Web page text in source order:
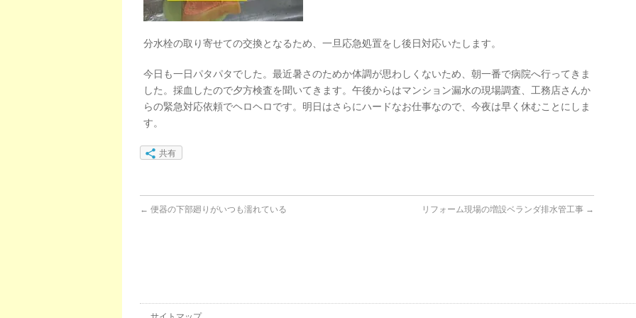
分水栓の取り寄せての交換となるため、一旦応急処置をし後日対応いたします。
今日も一日パタパタでした。最近暑さのためか体調が思わしくないため、朝一番で病院へ行ってきま
した。採血したので夕方検査を聞いてきます。午後からはマンション漏水の現場調査、工務店さんか
らの緊急対応依頼でヘロヘロです。明日はさらにハードなお仕事なので、今夜は早く休むことにしま
す。
共有
← 便器の下部廻りがいつも濡れている リフォーム現場の増設ベランダ排水管工事 →